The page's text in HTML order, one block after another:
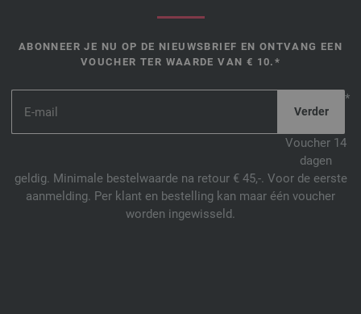
ABONNEER JE NU OP DE NIEUWSBRIEF EN ONTVANG EEN
VOUCHER TER WAARDE VAN € 10.*
*
Voucher 14
dagen
geldig. Minimale bestelwaarde na retour € 45,-. Voor de eerste
aanmelding. Per klant en bestelling kan maar één voucher
worden ingewisseld.